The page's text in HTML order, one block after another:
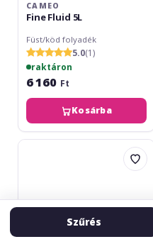
CAMEO
Fine Fluid 5L
Füst/köd folyadék
5.0(1)
raktáron
6 160 Ft
Kosárba
Eurolite
5L
Szűrés